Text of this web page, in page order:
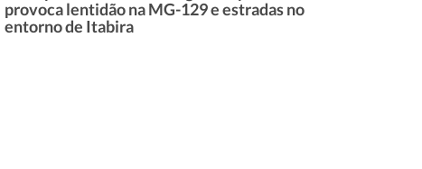
provoca lentidão na MG-129 e estradas no
entorno de Itabira